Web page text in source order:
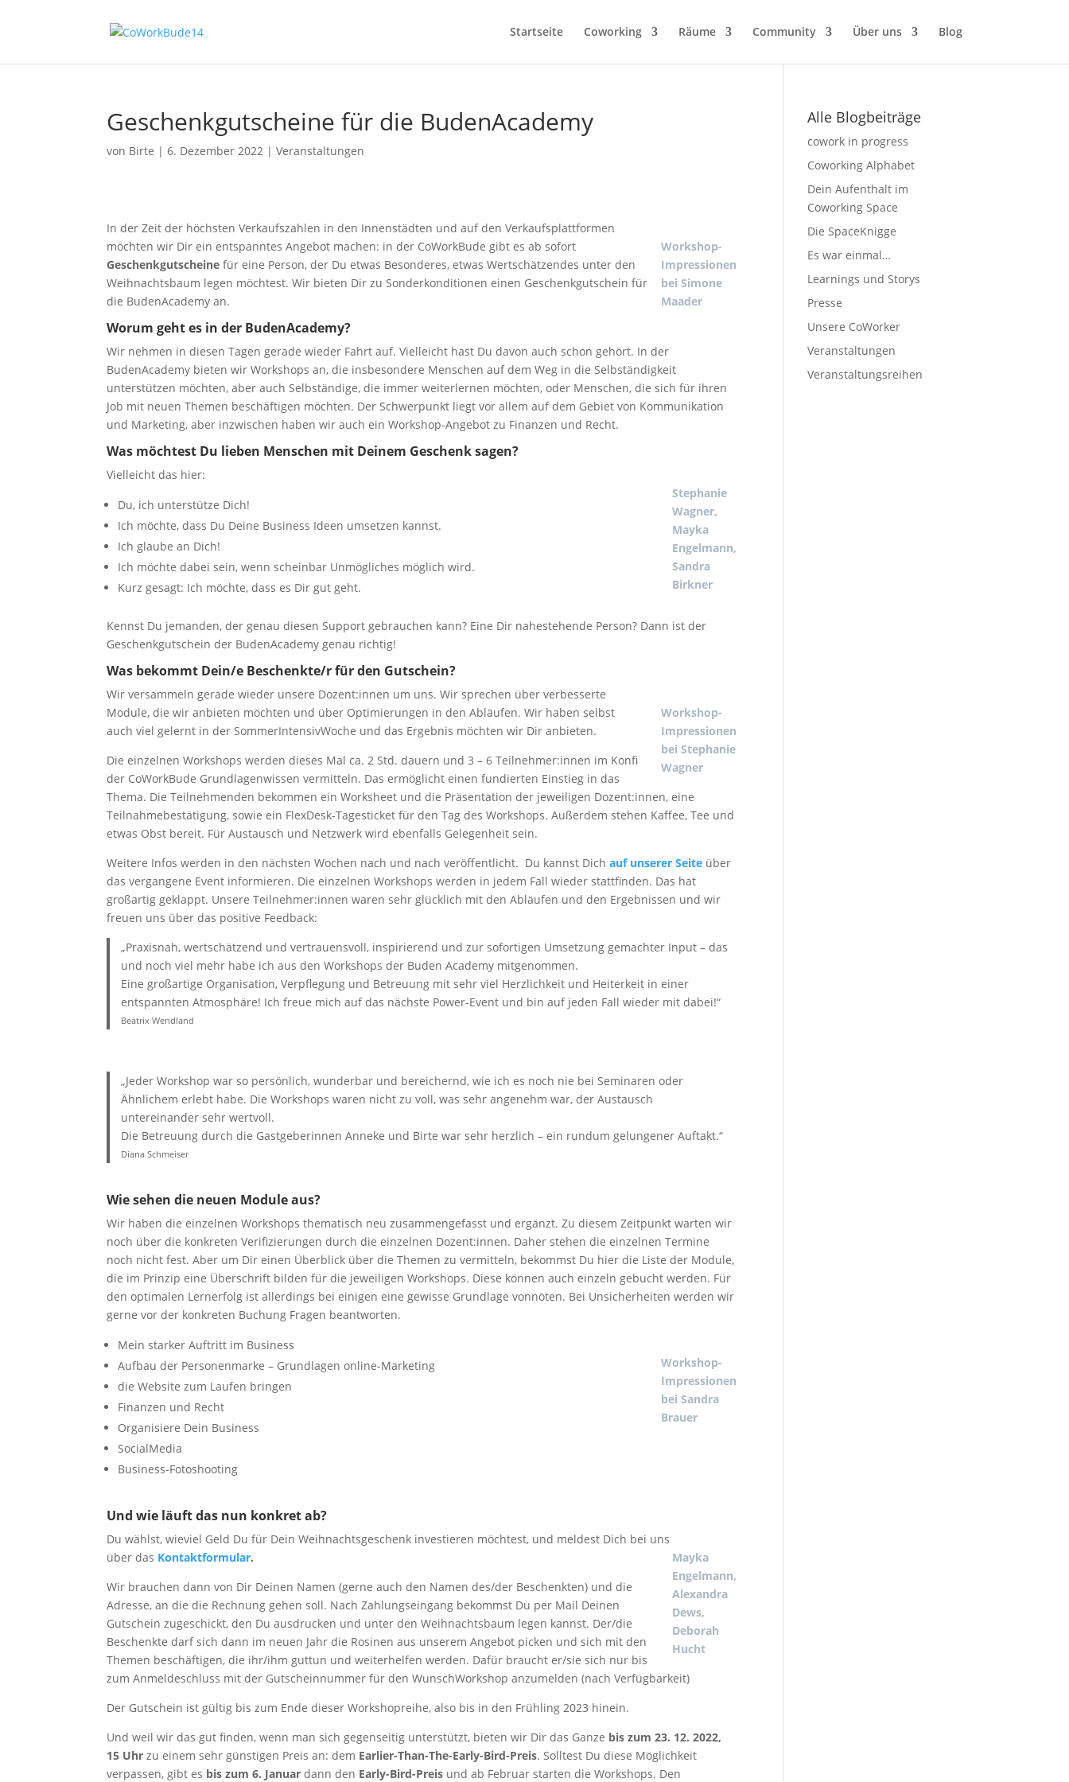
Startseite Coworking Räume Community Über uns Blog
Geschenkgutscheine für die BudenAcademy
von Birte |6. Dezember 2022 |Veranstaltungen
Workshop-
Impressionen
bei Simone
Maader
In der Zeit der höchsten Verkaufszahlen in den Innenstädten und auf den Verkaufsplattformen
möchten wir Dir ein entspanntes Angebot machen: in der CoWorkBude gibt es ab sofort
Geschenkgutscheine für eine Person, der Du etwas Besonderes, etwas Wertschätzendes unter den
Weihnachtsbaum legen möchtest. Wir bieten Dir zu Sonderkonditionen einen Geschenkgutschein für
die BudenAcademy an.
Worum geht es in der BudenAcademy?
Wir nehmen in diesen Tagen gerade wieder Fahrt auf. Vielleicht hast Du davon auch schon gehört. In der
BudenAcademy bieten wir Workshops an, die insbesondere Menschen auf dem Weg in die Selbständigkeit
unterstützen möchten, aber auch Selbständige, die immer weiterlernen möchten, oder Menschen, die sich für ihren
Job mit neuen Themen beschäftigen möchten. Der Schwerpunkt liegt vor allem auf dem Gebiet von Kommunikation
und Marketing, aber inzwischen haben wir auch ein Workshop-Angebot zu Finanzen und Recht.
Was möchtest Du lieben Menschen mit Deinem Geschenk sagen?
Stephanie
Wagner,
Mayka
Engelmann,
Sandra
Birkner
Vielleicht das hier:
Du, ich unterstütze Dich!
Ich möchte, dass Du Deine Business Ideen umsetzen kannst.
Ich glaube an Dich!
Ich möchte dabei sein, wenn scheinbar Unmögliches möglich wird.
Kurz gesagt: Ich möchte, dass es Dir gut geht.
Kennst Du jemanden, der genau diesen Support gebrauchen kann? Eine Dir nahestehende Person? Dann ist der
Geschenkgutschein der BudenAcademy genau richtig!
Was bekommt Dein/e Beschenkte/r für den Gutschein?
Workshop-
Impressionen
bei Stephanie
Wagner
Wir versammeln gerade wieder unsere Dozent:innen um uns. Wir sprechen über verbesserte
Module, die wir anbieten möchten und über Optimierungen in den Abläufen. Wir haben selbst
auch viel gelernt in der SommerIntensivWoche und das Ergebnis möchten wir Dir anbieten.
Die einzelnen Workshops werden dieses Mal ca. 2 Std. dauern und 3 – 6 Teilnehmer:innen im Konfi
der CoWorkBude Grundlagenwissen vermitteln. Das ermöglicht einen fundierten Einstieg in das
Thema. Die Teilnehmenden bekommen ein Worksheet und die Präsentation der jeweiligen Dozent:innen, eine
Teilnahmebestätigung, sowie ein FlexDesk-Tagesticket für den Tag des Workshops. Außerdem stehen Kaffee, Tee und
etwas Obst bereit. Für Austausch und Netzwerk wird ebenfalls Gelegenheit sein.
Weitere Infos werden in den nächsten Wochen nach und nach veröffentlicht. Du kannst Dichauf unserer Seite über
das vergangene Event informieren. Die einzelnen Workshops werden in jedem Fall wieder stattfinden. Das hat
großartig geklappt. Unsere Teilnehmer:innen waren sehr glücklich mit den Abläufen und den Ergebnissen und wir
freuen uns über das positive Feedback:
„Praxisnah, wertschätzend und vertrauensvoll, inspirierend und zur sofortigen Umsetzung gemachter Input – das
und noch viel mehr habe ich aus den Workshops der Buden Academy mitgenommen.
Eine großartige Organisation, Verpflegung und Betreuung mit sehr viel Herzlichkeit und Heiterkeit in einer
entspannten Atmosphäre! Ich freue mich auf das nächste Power-Event und bin auf jeden Fall wieder mit dabei!“
Beatrix Wendland
„Jeder Workshop war so persönlich, wunderbar und bereichernd, wie ich es noch nie bei Seminaren oder
Ähnlichem erlebt habe. Die Workshops waren nicht zu voll, was sehr angenehm war, der Austausch
untereinander sehr wertvoll.
Die Betreuung durch die Gastgeberinnen Anneke und Birte war sehr herzlich – ein rundum gelungener Auftakt.“
Diana Schmeiser
Wie sehen die neuen Module aus?
Wir haben die einzelnen Workshops thematisch neu zusammengefasst und ergänzt. Zu diesem Zeitpunkt warten wir
noch über die konkreten Verifizierungen durch die einzelnen Dozent:innen. Daher stehen die einzelnen Termine
noch nicht fest. Aber um Dir einen Überblick über die Themen zu vermitteln, bekommst Du hier die Liste der Module,
die im Prinzip eine Überschrift bilden für die jeweiligen Workshops. Diese können auch einzeln gebucht werden. Für
den optimalen Lernerfolg ist allerdings bei einigen eine gewisse Grundlage vonnöten. Bei Unsicherheiten werden wir
gerne vor der konkreten Buchung Fragen beantworten.
Workshop-
Impressionen
bei Sandra
Brauer
Mein starker Auftritt im Business
Aufbau der Personenmarke – Grundlagen online-Marketing
die Website zum Laufen bringen
Finanzen und Recht
Organisiere Dein Business
SocialMedia
Business-Fotoshooting
Und wie läuft das nun konkret ab?
Mayka
Engelmann,
Alexandra
Dews,
Deborah
Hucht
Du wählst, wieviel Geld Du für Dein Weihnachtsgeschenk investieren möchtest, und meldest Dich bei uns
über das Kontaktformular.
Wir brauchen dann von Dir Deinen Namen (gerne auch den Namen des/der Beschenkten) und die
Adresse, an die die Rechnung gehen soll. Nach Zahlungseingang bekommst Du per Mail Deinen
Gutschein zugeschickt, den Du ausdrucken und unter den Weihnachtsbaum legen kannst. Der/die
Beschenkte darf sich dann im neuen Jahr die Rosinen aus unserem Angebot picken und sich mit den
Themen beschäftigen, die ihr/ihm guttun und weiterhelfen werden. Dafür braucht er/sie sich nur bis
zum Anmeldeschluss mit der Gutscheinnummer für den WunschWorkshop anzumelden (nach Verfügbarkeit)
Der Gutschein ist gültig bis zum Ende dieser Workshopreihe, also bis in den Frühling 2023 hinein.
Und weil wir das gut finden, wenn man sich gegenseitig unterstützt, bieten wir Dir das Ganze bis zum 23. 12. 2022,
15 Uhr zu einem sehr günstigen Preis an: dem Earlier-Than-The-Early-Bird-Preis. Solltest Du diese Möglichkeit
verpassen, gibt es bis zum 6. Januar dann den Early-Bird-Preis und ab Februar starten die Workshops. Den
Alle Blogbeiträge
cowork in progress
Coworking Alphabet
Dein Aufenthalt im
Coworking Space
Die SpaceKnigge
Es war einmal…
Learnings und Storys
Presse
Unsere CoWorker
Veranstaltungen
Veranstaltungsreihen